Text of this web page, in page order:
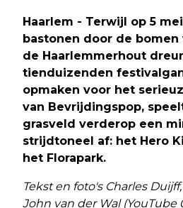
Haarlem - Terwijl op 5
bastonen door de bomen
de Haarlemmerhout
tienduizenden
opmaken voor het
van Bevrijdingspop,
grasveld verderop een
strijdtoneel af: het Hero
het Florapark.
Tekst en foto's Charles
John van der Wal (YouTube